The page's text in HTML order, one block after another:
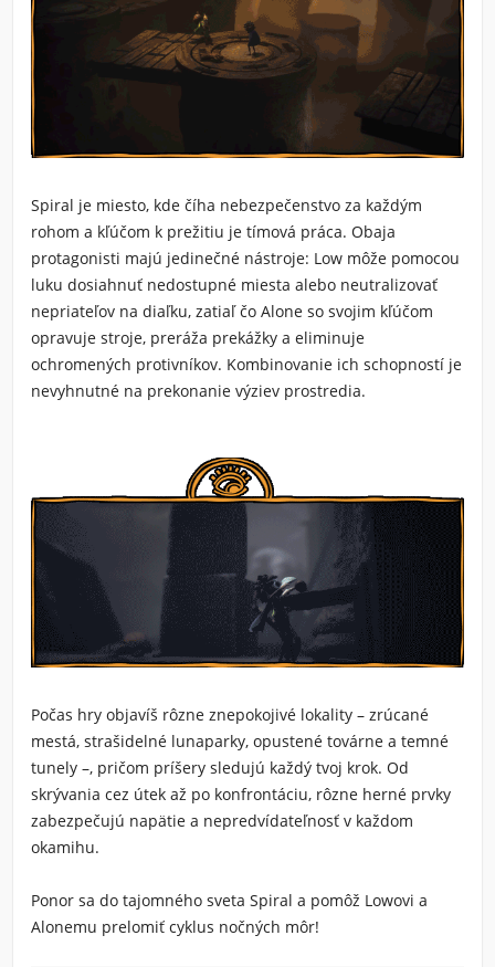
Spiral je miesto, kde číha nebezpečenstvo za každým
rohom a kľúčom k prežitiu je tímová práca. Obaja
protagonisti majú jedinečné nástroje: Low môže pomocou
luku dosiahnuť nedostupné miesta alebo neutralizovať
nepriateľov na diaľku, zatiaľ čo Alone so svojim kľúčom
opravuje stroje, preráža prekážky a eliminuje
ochromených protivníkov. Kombinovanie ich schopností je
nevyhnutné na prekonanie výziev prostredia.
Počas hry objavíš rôzne znepokojivé lokality – zrúcané
mestá, strašidelné lunaparky, opustené továrne a temné
tunely –, pričom príšery sledujú každý tvoj krok. Od
skrývania cez útek až po konfrontáciu, rôzne herné prvky
zabezpečujú napätie a nepredvídateľnosť v každom
okamihu.
Ponor sa do tajomného sveta Spiral a pomôž Lowovi a
Alonemu prelomiť cyklus nočných môr!